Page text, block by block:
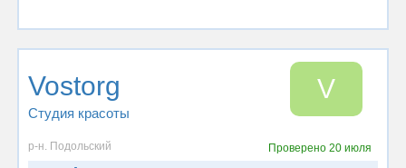
Vostorg
Студия красоты
V
р-н. Подольский Проверено 20 июля